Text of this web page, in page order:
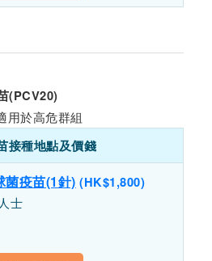
(PCV20)
用於高危群組
接種地點及價錢
菌疫苗(1針) (HK$1,800)
士